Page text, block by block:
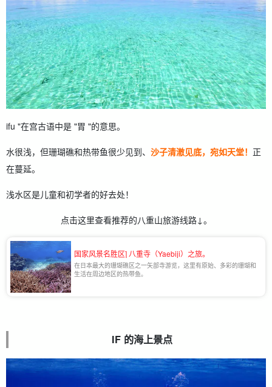
ifu "在宫古语中是 "胃 "的意思。
水很浅，但珊瑚礁和热带鱼很少见到、 沙子清澈见底，宛如天堂！ 正
在蔓延。
浅水区是儿童和初学者的好去处！
点击这里查看推荐的八重山旅游线路↓。
国家风景名胜区] 八重寺（Yaebiji）之旅。
在日本最大的珊瑚礁区之一矢部寺游览，这里有原始、多彩的珊瑚和
生活在周边地区的热带鱼。
IF 的海上景点